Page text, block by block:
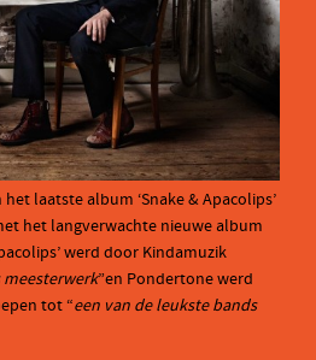
laatste album ‘Snake & Apacolips’
het langverwachte nieuwe album
werd door Kindamuzik
”en Pondertone werd
tot “een van de leukste bands